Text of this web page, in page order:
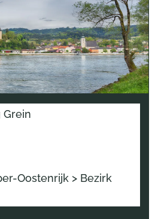
Grein
Oostenrijk > Bezirk